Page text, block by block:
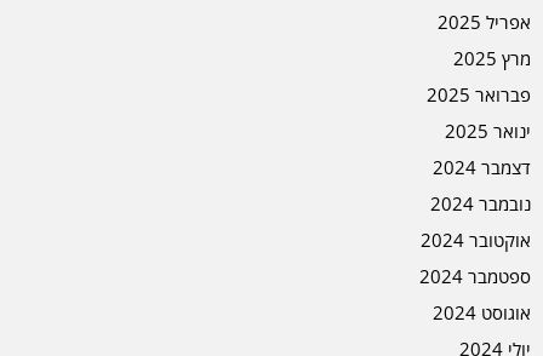
אפריל 2025
מרץ 2025
פברואר 2025
ינואר 2025
דצמבר 2024
נובמבר 2024
אוקטובר 2024
ספטמבר 2024
אוגוסט 2024
יולי 2024